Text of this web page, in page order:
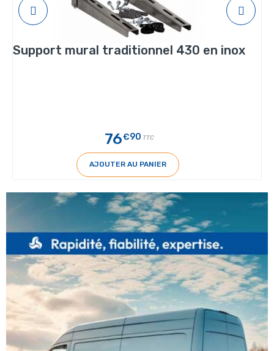
Support mural traditionnel 430 en inox
76€90 TTC
AJOUTER AU PANIER